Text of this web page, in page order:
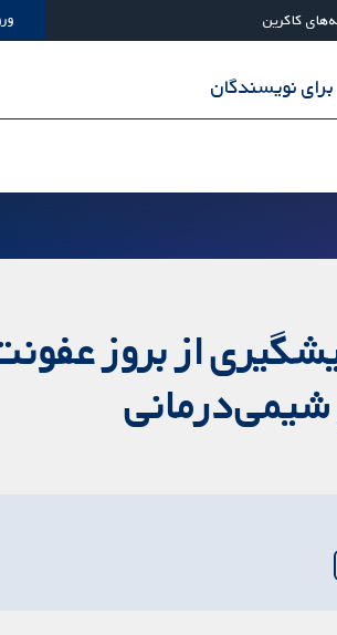
کاکرین
برای نویسندگان
از بروز
شیمی‌‌درمانی